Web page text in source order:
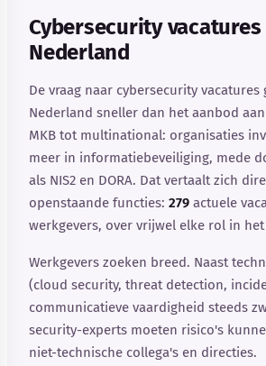
Cybersecurity vacatures
Nederland
De vraag naar cybersecurity vacatures
Nederland sneller dan het aanbod
MKB tot multinational: organisaties
meer in informatiebeveiliging, mede
als NIS2 en DORA. Dat vertaalt zich
openstaande functies: 279 actuele
werkgevers, over vrijwel elke rol in
Werkgevers zoeken breed. Naast
(cloud security, threat detection,
communicatieve vaardigheid steeds
security-experts moeten risico's
niet-technische collega's en directies.